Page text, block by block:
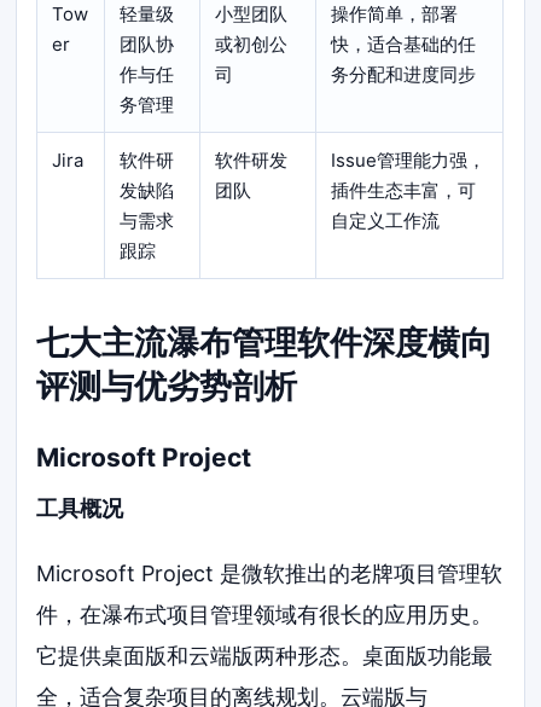
Tow
er
轻量级
团队协
作与任
务管理
小型团队
或初创公
司
操作简单，部署
快，适合基础的任
务分配和进度同步
Jira
软件研
发缺陷
与需求
跟踪
软件研发
团队
Issue管理能力强，
插件生态丰富，可
自定义工作流
七大主流瀑布管理软件深度横向
评测与优劣势剖析
Microsoft Project
工具概况
Microsoft Project 是微软推出的老牌项目管理软
件，在瀑布式项目管理领域有很长的应用历史。
它提供桌面版和云端版两种形态。桌面版功能最
全，适合复杂项目的离线规划。云端版与